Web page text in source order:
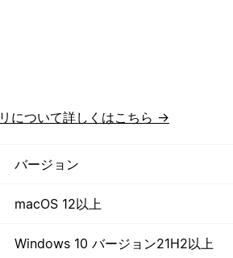
について詳しくはこちら →
バージョン
macOS 12以上
Windows 10 バージョン21H2以上